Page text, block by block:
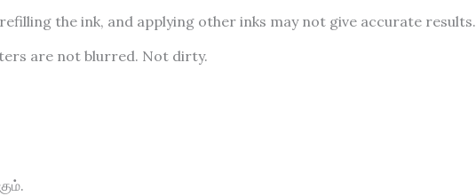
the ink, and applying other inks may not give accurate results.
are not blurred. Not dirty.